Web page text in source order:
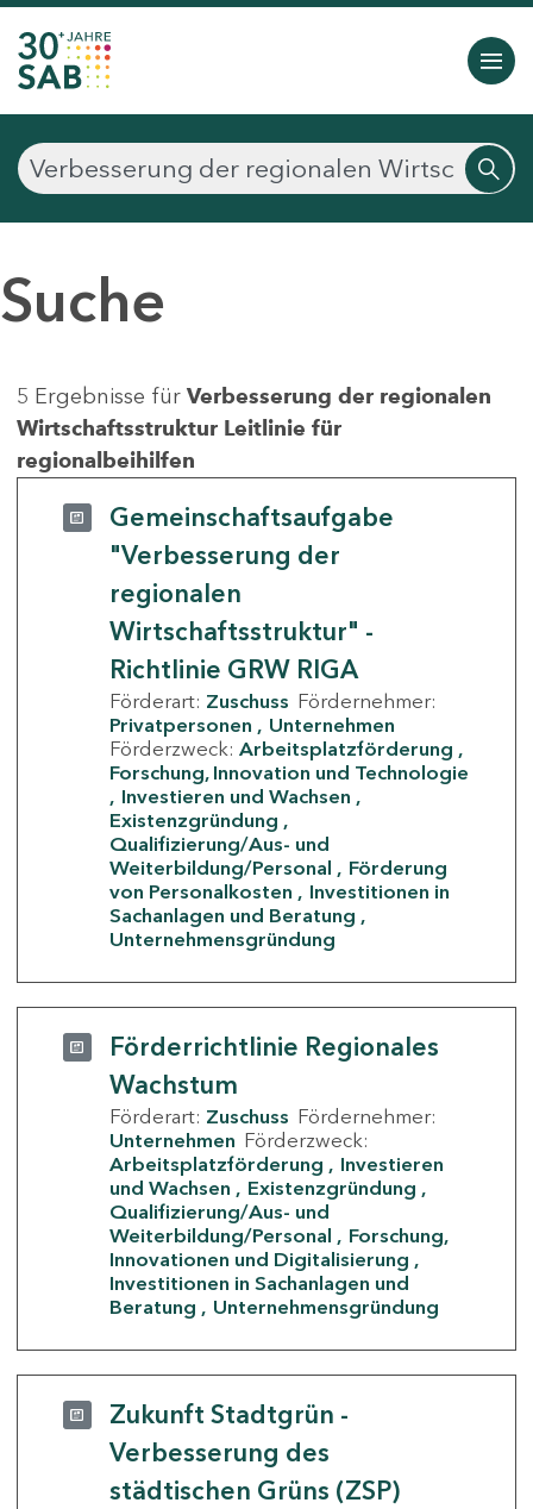
Suche
5 Ergebnisse für Verbesserung der regionalen
Wirtschaftsstruktur Leitlinie für
regionalbeihilfen
Gemeinschaftsaufgabe
"Verbesserung der
regionalen
Wirtschaftsstruktur" -
Richtlinie GRW RIGA
Förderart: Zuschuss Fördernehmer:
Privatpersonen
Unternehmen
Förderzweck: Arbeitsplatzförderung
Forschung, Innovation und Technologie
Investieren und Wachsen
Existenzgründung
Qualifizierung/Aus- und
Weiterbildung/Personal
Förderung
von Personalkosten
Investitionen in
Sachanlagen und Beratung
Unternehmensgründung
Förderrichtlinie Regionales
Wachstum
Förderart: Zuschuss Fördernehmer:
Unternehmen Förderzweck:
Arbeitsplatzförderung
Investieren
und Wachsen
Existenzgründung
Qualifizierung/Aus- und
Weiterbildung/Personal
Forschung,
Innovationen und Digitalisierung
Investitionen in Sachanlagen und
Beratung
Unternehmensgründung
Zukunft Stadtgrün -
Verbesserung des
städtischen Grüns (ZSP)